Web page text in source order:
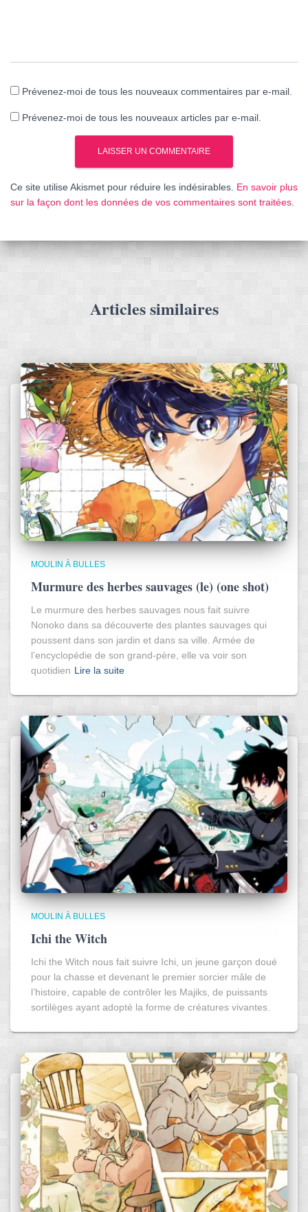
Prévenez-moi de tous les nouveaux commentaires par e-mail.
Prévenez-moi de tous les nouveaux articles par e-mail.
Ce site utilise Akismet pour réduire les indésirables. En savoir plus
sur la façon dont les données de vos commentaires sont traitées
Articles similaires
MOULIN À BULLES
Murmure des herbes sauvages (le) (one shot)
Le murmure des herbes sauvages nous fait suivre
Nonoko dans sa découverte des plantes sauvages qui
poussent dans son jardin et dans sa ville. Armée de
l’encyclopédie de son grand-père, elle va voir son
quotidien Lire la suite
MOULIN À BULLES
Ichi the Witch
Ichi the Witch nous fait suivre Ichi, un jeune garçon doué
pour la chasse et devenant le premier sorcier mâle de
l’histoire, capable de contrôler les Majiks, de puissants
sortilèges ayant adopté la forme de créatures vivantes.